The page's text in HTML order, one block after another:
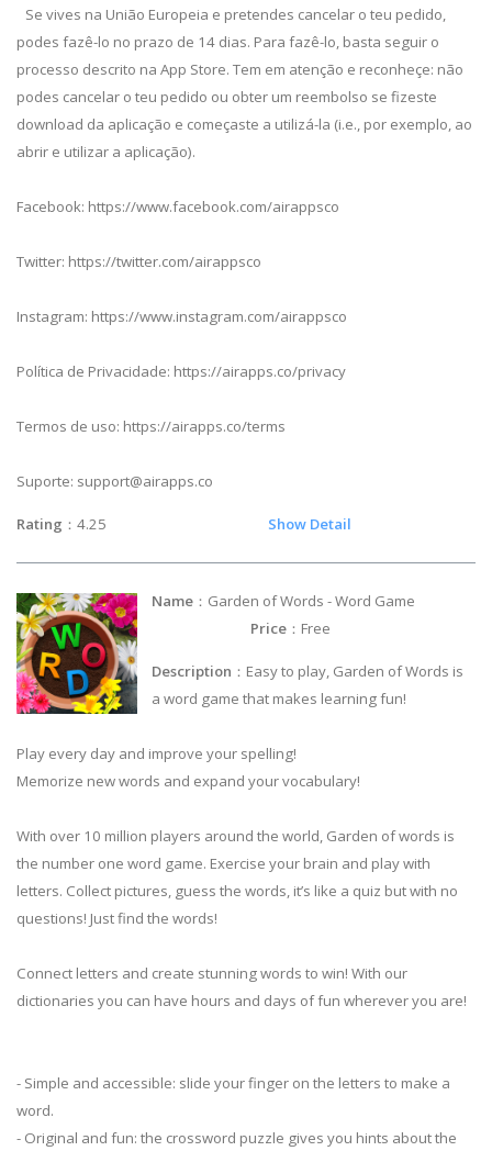
Se vives na União Europeia e pretendes cancelar o teu pedido,
podes fazê-lo no prazo de 14 dias. Para fazê-lo, basta seguir o
processo descrito na App Store. Tem em atenção e reconheçe: não
podes cancelar o teu pedido ou obter um reembolso se fizeste
download da aplicação e começaste a utilizá-la (i.e., por exemplo, ao
abrir e utilizar a aplicação).
Facebook: https://www.facebook.com/airappsco
Twitter: https://twitter.com/airappsco
Instagram: https://www.instagram.com/airappsco
Política de Privacidade: https://airapps.co/privacy
Termos de uso: https://airapps.co/terms
Suporte: support@airapps.co
Rating ：4.25 Show Detail
Name ：Garden of Words - Word Game
Price ：Free
Description ：Easy to play, Garden of Words is
a word game that makes learning fun!
Play every day and improve your spelling!
Memorize new words and expand your vocabulary!
With over 10 million players around the world, Garden of words is
the number one word game. Exercise your brain and play with
letters. Collect pictures, guess the words, it’s like a quiz but with no
questions! Just find the words!
Connect letters and create stunning words to win! With our
dictionaries you can have hours and days of fun wherever you are!
- Simple and accessible: slide your finger on the letters to make a
word.
- Original and fun: the crossword puzzle gives you hints about the